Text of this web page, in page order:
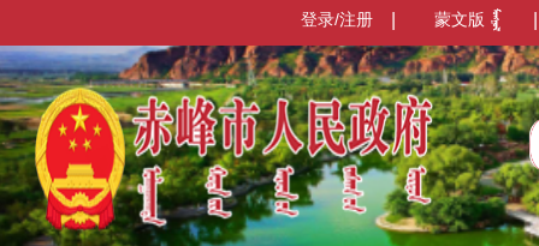
蒙文版
登录/注册